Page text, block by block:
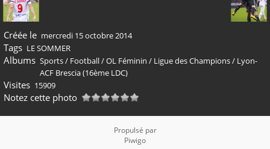
Créée le mercredi 15 octobre 2014
Tags LE SOMMER
Albums Sports/ Football/OL Féminin / Ligue des Champions/ Lyon-
ACF Brescia (16ème LDC)
Visites 15909
Notez cette photo
Propulsé par
Piwigo